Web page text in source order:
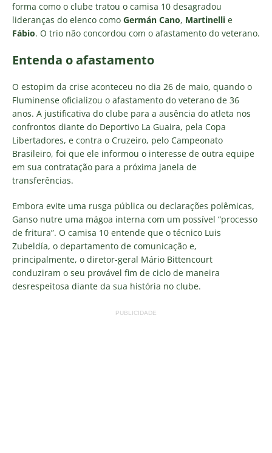
forma como o clube tratou o camisa 10 desagradou
lideranças do elenco como Germán Cano, Martinelli e
Fábio. O trio não concordou com o afastamento do veterano.
Entenda o afastamento
O estopim da crise aconteceu no dia 26 de maio, quando o
Fluminense oficializou o afastamento do veterano de 36
anos. A justificativa do clube para a ausência do atleta nos
confrontos diante do Deportivo La Guaira, pela Copa
Libertadores, e contra o Cruzeiro, pelo Campeonato
Brasileiro, foi que ele informou o interesse de outra equipe
em sua contratação para a próxima janela de
transferências.
Embora evite uma rusga pública ou declarações polêmicas,
Ganso nutre uma mágoa interna com um possível “processo
de fritura”. O camisa 10 entende que o técnico Luis
Zubeldía, o departamento de comunicação e,
principalmente, o diretor-geral Mário Bittencourt
conduziram o seu provável fim de ciclo de maneira
desrespeitosa diante da sua história no clube.
PUBLICIDADE